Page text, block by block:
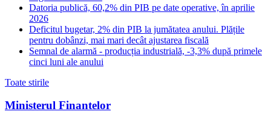
Datoria publică, 60,2% din PIB pe date operative, în aprilie
2026
Deficitul bugetar, 2% din PIB la jumătatea anului. Plățile
pentru dobânzi, mai mari decât ajustarea fiscală
Semnal de alarmă - producția industrială, -3,3% după primele
cinci luni ale anului
Toate stirile
Ministerul Finantelor